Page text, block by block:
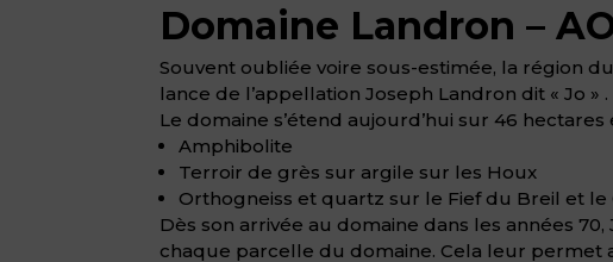
Domaine Landron –
Souvent oubliée voire sous-estimée, la région
lance de l’appellation Joseph Landron dit « Jo » .
Le domaine s’étend aujourd’hui sur 46
Amphibolite
Terroir de grès sur argile sur les Houx
Orthogneiss et quartz sur le Fief du Breil et le
Dès son arrivée au domaine dans les années
chaque parcelle du domaine. Cela leur permet